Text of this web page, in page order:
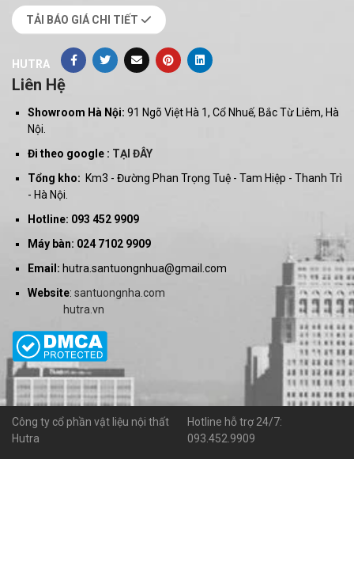
TẢI BÁO GIÁ CHI TIẾT
HUTRA
Liên Hệ
Showroom Hà Nội: 91 Ngõ Việt Hà 1, Cổ Nhuế, Bắc Từ Liêm, Hà
Nội.
Đi theo google : TẠI ĐÂY
Tổng kho: Km3 - Đường Phan Trọng Tuệ - Tam Hiệp - Thanh Trì
- Hà Nội.
Hotline: 093 452 9909
Máy bàn: 024 7102 9909
Email: hutra.santuongnhua@gmail.com
Website: santuongnha.com
hutra.vn
Công ty cổ phần vật liệu nội thất
Hutra
Hotline hỗ trợ 24/7:
093.452.9909